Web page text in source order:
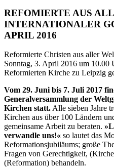
REFOMIERTE AUS
INTERNATIONALER
APRIL 2016
Reformierte Christen aus aller
Sonntag, 3. April 2016 um 10.00
Reformierten Kirche zu Leipzig
Vom 29. Juni bis 7. Juli 2017
Generalversammlung der
Kirchen statt.Alle sieben Jahre
Kirchen aus über 100 Ländern
gemeinsame Arbeit zu beraten.
verwandle uns!« so lautet das
Reformationsjubiläums; große
Fragen von Gerechtigkeit,
(Reformation) behandeln.